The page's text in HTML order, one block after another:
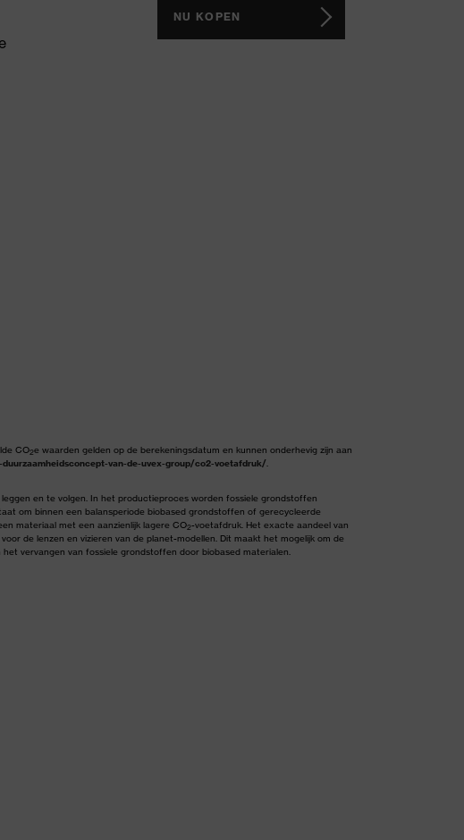
NU KOPEN
CO2e waarden gelden op de berekeningsdatum en kunnen onderhevig zijn aan
van-de-uvex-group/co2-voetafdruk/
en te volgen. In het productieproces worden fossiele grondstoffen
om binnen een balansperiode biobased grondstoffen of gerecycleerde
materiaal met een aanzienlijk lagere CO2-voetafdruk. Het exacte aandeel van
de lenzen en vizieren van de planet-modellen. Dit maakt het mogelijk om de
vervangen van fossiele grondstoffen door biobased materialen.